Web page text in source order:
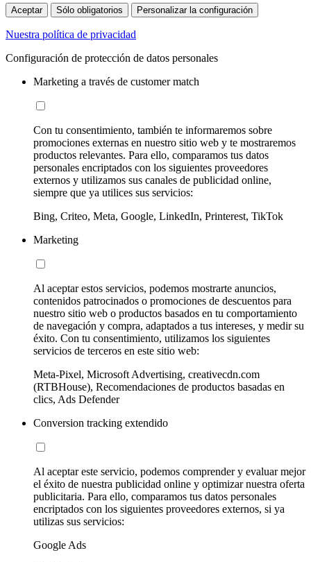
Aceptar Sólo obligatorios Personalizar la configuración
Nuestra política de privacidad
Configuración de protección de datos personales
Marketing a través de customer match
Con tu consentimiento, también te informaremos sobre
promociones externas en nuestro sitio web y te mostraremos
productos relevantes. Para ello, comparamos tus datos
personales encriptados con los siguientes proveedores
externos y utilizamos sus canales de publicidad online,
siempre que ya utilices sus servicios:
Bing, Criteo, Meta, Google, LinkedIn, Printerest, TikTok
Marketing
Al aceptar estos servicios, podemos mostrarte anuncios,
contenidos patrocinados o promociones de descuentos para
nuestro sitio web o productos basados en tu comportamiento
de navegación y compra, adaptados a tus intereses, y medir su
éxito. Con tu consentimiento, utilizamos los siguientes
servicios de terceros en este sitio web:
Meta-Pixel, Microsoft Advertising, creativecdn.com
(RTBHouse), Recomendaciones de productos basadas en
clics, Ads Defender
Conversion tracking extendido
Al aceptar este servicio, podemos comprender y evaluar mejor
el éxito de nuestra publicidad online y optimizar nuestra oferta
publicitaria. Para ello, comparamos tus datos personales
encriptados con los siguientes proveedores externos, si ya
utilizas sus servicios:
Google Ads